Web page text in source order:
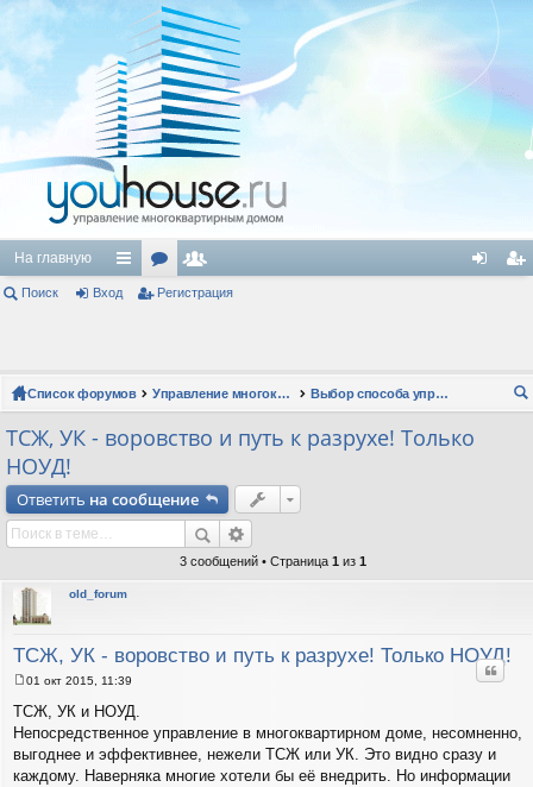
На главную
с
и
ор ол
ат
ел
ац
Поиск Вход Регистрация
Список форумов Управление многоквартирным домом
Выбор способа управления
ТСЖ, УК - воровство и путь к разрухе! Только
НОУД!
Ответить на сообщение
3 сообщений • Страница 1 из 1
old_forum
ТСЖ, УК - воровство и путь к разрухе! Только НОУД!
о
о
б
е
н
01 окт 2015, 11:39
ТСЖ, УК и НОУД.
Непосредственное управление в многоквартирном доме, несомненно,
выгоднее и эффективнее, нежели ТСЖ или УК. Это видно сразу и
каждому. Наверняка многие хотели бы её внедрить. Но информации